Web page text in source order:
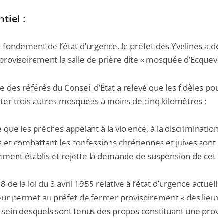
:
de l’état d’urgence, le préfet des Yvelines a
la salle de prière dite « mosquée
référés du Conseil d’État a relevé que les fidèles
trois autres mosquées à moins de cinq kilomètres ;
les prêches appelant à la violence, à la
et combattant les confessions chrétiennes et juives sont
établis et rejette la demande de suspension de
8 de la loi du 3 avril 1955 relative à l’état d’urgence
permet au préfet de fermer provisoirement « des
desquels sont tenus des propos constituant une